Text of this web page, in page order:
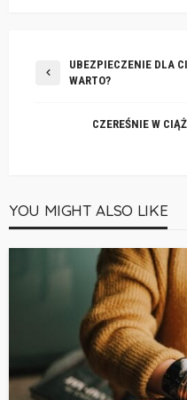
UBEZPIECZENIE DLA
WARTO?
CZEREŚNIE W
YOU MIGHT ALSO LIKE